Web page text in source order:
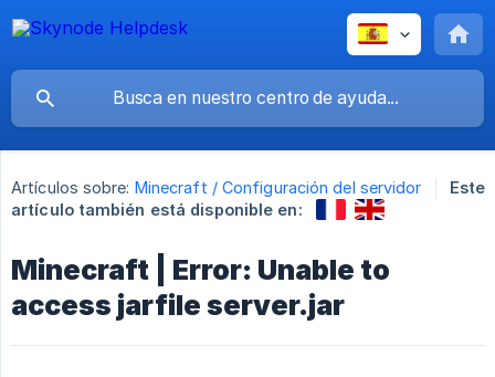
Artículos sobre: Minecraft / Configuración del servidor
Este
artículo también está disponible en:
Minecraft | Error: Unable to
access jarfile server.jar